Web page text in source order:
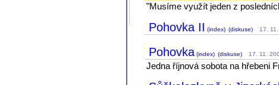
"Musíme využít jeden z
Pohovka II (index) (diskuse) 17. 11.
Pohovka (index) (diskuse) 17. 11.
Jedna říjnová sobota na hřebeni